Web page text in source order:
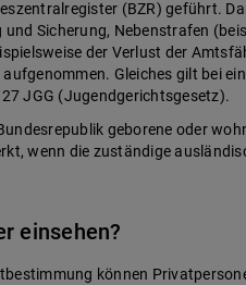
(BZR) geführt.
Sicherung, Nebenstrafen
der Verlust der
Gleiches gilt bei
JGG (Jugendgerichtsgesetz).
geborene oder
wenn die zuständige
einsehen?
können